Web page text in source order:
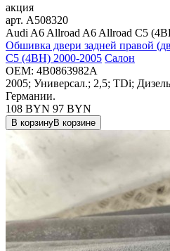
акция
арт. A508320
Audi A6 Allroad A6 Allroad C5
Обшивка двери задней правой
C5 (4BH) 2000-2005 Салон
OEM: 4B0863982A
2005; Универсал.; 2,5; TDi;
Германии.
108 BYN 97 BYN
В корзинуВ корзине